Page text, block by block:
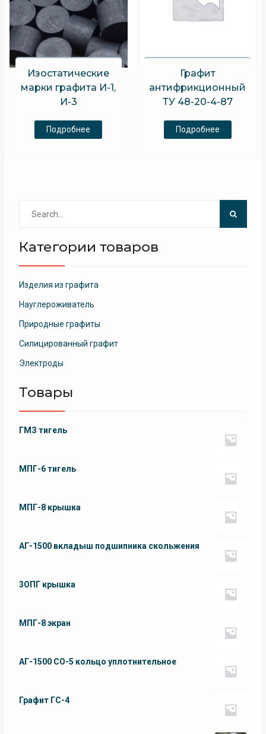
Изостатические
марки графита И-1,
И-3
Подробнее
Графит
антифрикционный
ТУ 48-20-4-87
Подробнее
Категории товаров
Изделия из графита
Науглероживатель
Природные графиты
Силицированный графит
Электроды
Товары
ГМЗ тигель
МПГ-6 тигель
МПГ-8 крышка
АГ-1500 вкладыш подшипника скольжения
3ОПГ крышка
МПГ-8 экран
АГ-1500 СО-5 кольцо уплотнительное
Графит ГС-4